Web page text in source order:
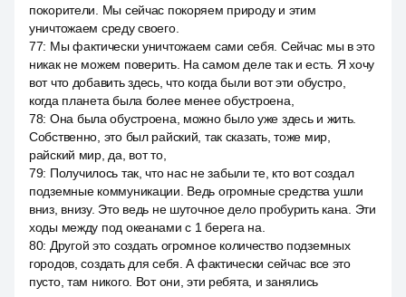
покорители. Мы сейчас покоряем природу и этим
уничтожаем среду своего.
77: Мы фактически уничтожаем сами себя. Сейчас мы в это
никак не можем поверить. На самом деле так и есть. Я хочу
вот что добавить здесь, что когда были вот эти обустро,
когда планета была более менее обустроена,
78: Она была обустроена, можно было уже здесь и жить.
Собственно, это был райский, так сказать, тоже мир,
райский мир, да, вот то,
79: Получилось так, что нас не забыли те, кто вот создал
подземные коммуникации. Ведь огромные средства ушли
вниз, внизу. Это ведь не шуточное дело пробурить кана. Эти
ходы между под океанами с 1 берега на.
80: Другой это создать огромное количество подземных
городов, создать для себя. А фактически сейчас все это
пусто, там никого. Вот они, эти ребята, и занялись